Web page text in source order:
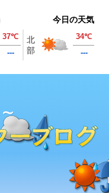
今日の天気